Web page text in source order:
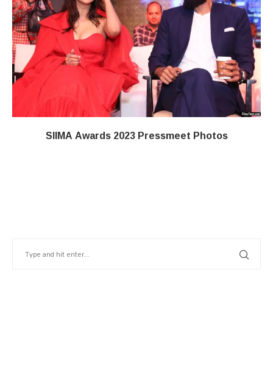
SIIMA Awards 2023 Pressmeet Photos